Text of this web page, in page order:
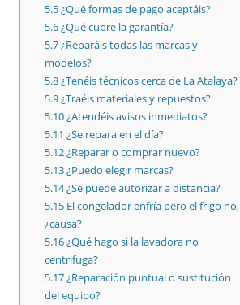
5.5¿Qué formas de pago aceptáis?
5.6¿Qué cubre la garantía?
5.7¿Reparáis todas las marcas y
modelos?
5.8¿Tenéis técnicos cerca de La Atalaya?
5.9¿Traéis materiales y repuestos?
5.10¿Atendéis avisos inmediatos?
5.11 ¿Se repara en el día?
5.12¿Reparar o comprar nuevo?
5.13¿Puedo elegir marcas?
5.14¿Se puede autorizar a distancia?
5.15El congelador enfría pero el frigo no,
¿causa?
5.16¿Qué hago si la lavadora no
centrifuga?
5.17¿Reparación puntual o sustitución
del equipo?